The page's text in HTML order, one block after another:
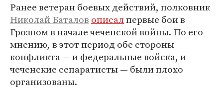
Ранее ветеран боевых действий, полковник
Николай Баталов описалпервые бои в
Грозном в начале чеченской войны. По его
мнению, в этот период обе стороны
конфликта — и федеральные войска, и
чеченские сепаратисты — были плохо
организованы.